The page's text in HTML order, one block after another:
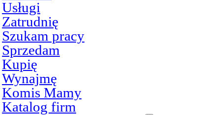
Usługi
Zatrudnię
Szukam pracy
Sprzedam
Kupię
Wynajmę
Komis Mamy
Katalog firm